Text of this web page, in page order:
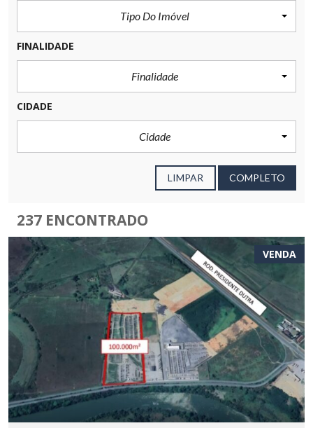
Tipo Do Imóvel
FINALIDADE
Finalidade
CIDADE
Cidade
LIMPAR COMPLETO
237 ENCONTRADO
VENDA